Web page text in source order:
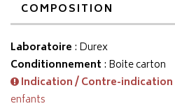
COMPOSITION
Laboratoire : Durex
Conditionnement : Boite carton
Indication / Contre-indication
enfants